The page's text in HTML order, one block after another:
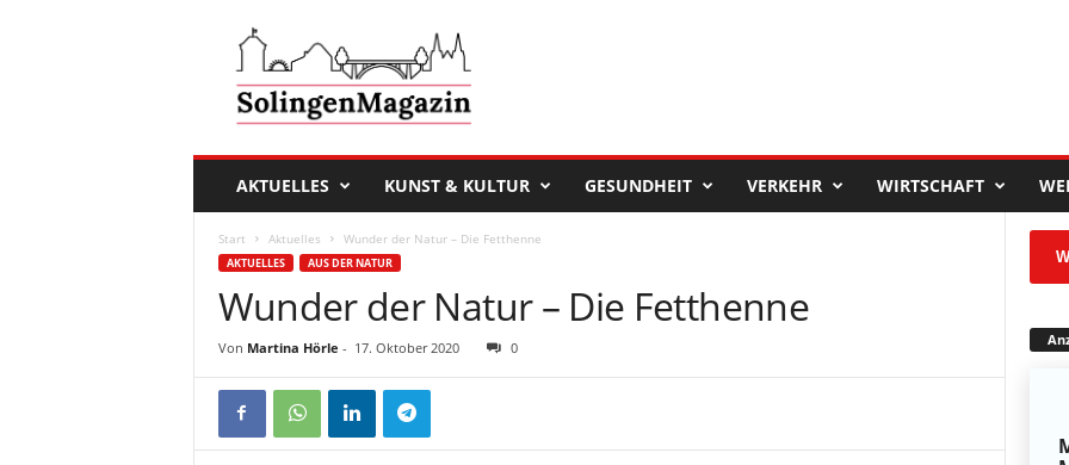
n
AKTUELLES KUNST & KULTUR GESUNDHEIT VERKEHR WIRTSCHAFT
Start Aktuelles Wunder der Natur – Die Fetthenne
AKTUELLES AUS DER NATUR
Wunder der Natur – Die Fetthenne
Von Martina Hörle - 17. Oktober 2020 0